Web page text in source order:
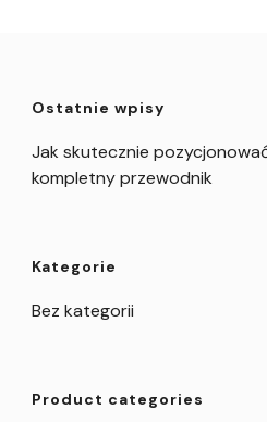
Ostatnie wpisy
Jak skutecznie
kompletny przewodnik
Kategorie
Bez kategorii
Product categories